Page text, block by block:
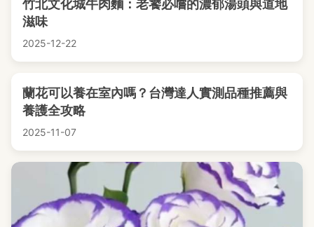
竹北文化城牛肉麵：老饕必嚐的濃郁湯頭與道地
滋味
2025-12-22
蘭花可以養在室內嗎？台灣達人實測品種推薦與
養護全攻略
2025-11-07